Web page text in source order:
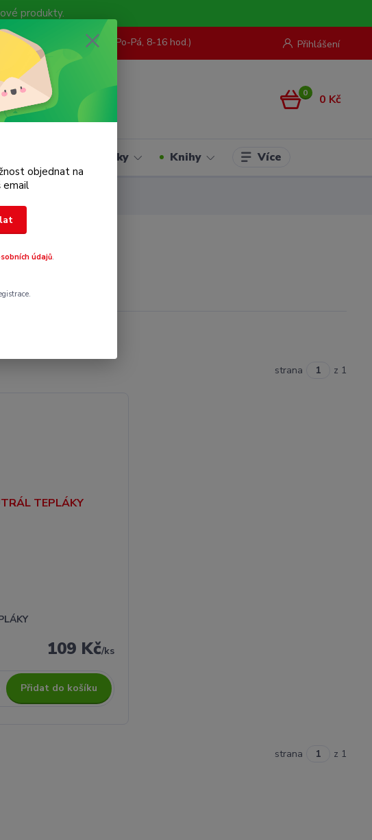
produkty.
Přihlášení
+ 420 773 967 062 (Po-Pá, 8-16 hod.)
0 0 Kč
Hračky Knihy Více
strana z 1
109 Kč/ks
Přidat do košíku
strana z 1
objednat na
email
údajů.